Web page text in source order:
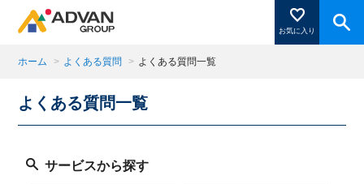
お気に入り
商品ページにある「お気に入り登録」を押すと登録した
商品がここに表示されます。
ホーム > よくある質問 > よくある質問一覧
よくある質問一覧
サービスから探す